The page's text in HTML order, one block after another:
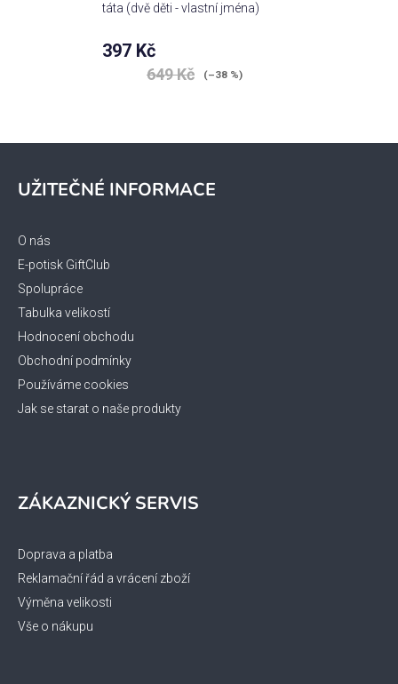
táta (dvě děti - vlastní jména)
397 Kč
649 Kč (–38 %)
UŽITEČNÉ INFORMACE
O nás
E-potisk GiftClub
Spolupráce
Tabulka velikostí
Hodnocení obchodu
Obchodní podmínky
Používáme cookies
Jak se starat o naše produkty
ZÁKAZNICKÝ SERVIS
Doprava a platba
Reklamační řád a vrácení zboží
Výměna velikosti
Vše o nákupu